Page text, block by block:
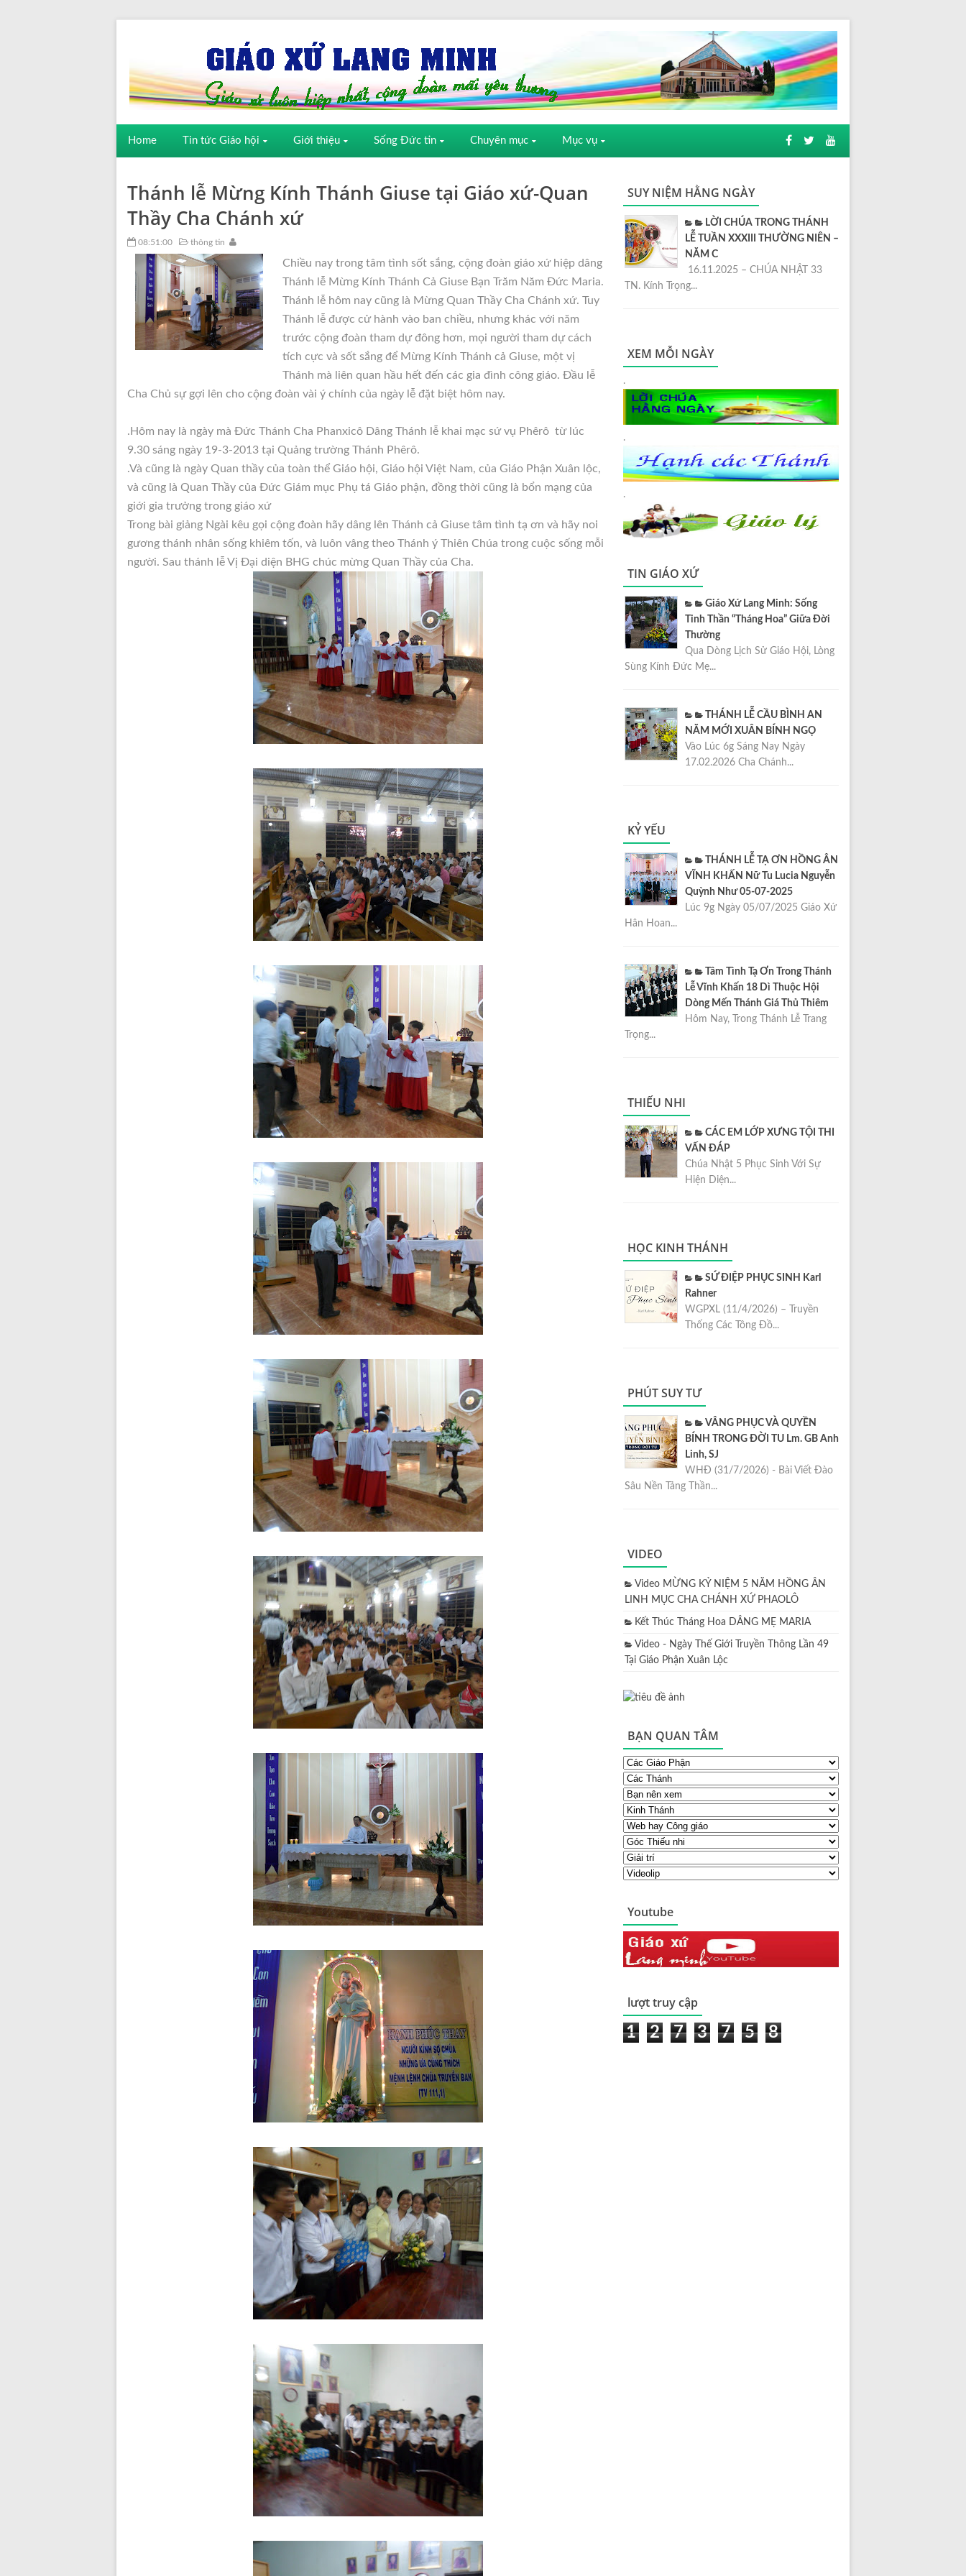
Home Tin tức Giáo hội Giới thiệu Sống Đức tin Chuyên mục Mục vụ
Thánh lễ Mừng Kính Thánh Giuse tại Giáo xứ-Quan
Thầy Cha Chánh xứ
08:51:00 thông tin
Chiều nay trong tâm tình sốt sắng, cộng đoàn giáo xứ hiệp dâng
Thánh lễ Mừng Kính Thánh Cả Giuse Bạn Trăm Năm Đức Maria.
Thánh lễ hôm nay cũng là Mừng Quan Thầy Cha Chánh xứ. Tuy
Thánh lễ được cử hành vào ban chiều, nhưng khác với năm
trước cộng đoàn tham dự đông hơn, mọi người tham dự cách
tích cực và sốt sắng để Mừng Kính Thánh cả Giuse, một vị
Thánh mà liên quan hầu hết đến các gia đình công giáo. Đầu lễ
Cha Chủ sự gợi lên cho cộng đoàn vài ý chính của ngày lễ đặt biệt hôm nay.
.Hôm nay là ngày mà Đức Thánh Cha Phanxicô Dâng Thánh lễ khai mạc sứ vụ Phêrô từ lúc
9.30 sáng ngày 19-3-2013 tại Quảng trường Thánh Phêrô.
.Và cũng là ngày Quan thầy của toàn thể Giáo hội, Giáo hội Việt Nam, của Giáo Phận Xuân lộc,
và cũng là Quan Thầy của Đức Giám mục Phụ tá Giáo phận, đồng thời cũng là bổn mạng của
giới gia trưởng trong giáo xứ
Trong bài giảng Ngài kêu gọi cộng đoàn hãy dâng lên Thánh cả Giuse tâm tình tạ ơn và hãy noi
gương thánh nhân sống khiêm tốn, và luôn vâng theo Thánh ý Thiên Chúa trong cuộc sống mỗi
người. Sau thánh lễ Vị Đại diện BHG chúc mừng Quan Thầy của Cha.
SUY NIỆM HẰNG NGÀY
LỜI CHÚA TRONG THÁNH
LỄ TUẦN XXXIII THƯỜNG NIÊN –
NĂM C
16.11.2025 – CHÚA NHẬT 33
TN. Kính Trọng...
XEM MỖI NGÀY
.
.
.
TIN GIÁO XỨ
Giáo Xứ Lang Minh: Sống
Tinh Thần “Tháng Hoa” Giữa Đời
Thường
Qua Dòng Lịch Sử Giáo Hội, Lòng
Sùng Kính Đức Mẹ...
THÁNH LỄ CẦU BÌNH AN
NĂM MỚI XUÂN BÍNH NGỌ
Vào Lúc 6g Sáng Nay Ngày
17.02.2026 Cha Chánh...
KỶ YẾU
THÁNH LỄ TẠ ƠN HỒNG ÂN
VĨNH KHẤN Nữ Tu Lucia Nguyễn
Quỳnh Như 05-07-2025
Lúc 9g Ngày 05/07/2025 Giáo Xứ
Hân Hoan...
Tâm Tình Tạ Ơn Trong Thánh
Lễ Vĩnh Khấn 18 Dì Thuộc Hội
Dòng Mến Thánh Giá Thủ Thiêm
Hôm Nay, Trong Thánh Lễ Trang
Trọng...
THIẾU NHI
CÁC EM LỚP XƯNG TỘI THI
VẤN ĐÁP
Chúa Nhật 5 Phục Sinh Với Sự
Hiện Diện...
HỌC KINH THÁNH
SỨ ĐIỆP PHỤC SINH Karl
Rahner
WGPXL (11/4/2026) – Truyền
Thống Các Tông Đồ...
PHÚT SUY TƯ
VÂNG PHỤC VÀ QUYỀN
BÍNH TRONG ĐỜI TU Lm. GB Anh
Linh, SJ
WHĐ (31/7/2026) - Bài Viết Đào
Sâu Nền Tảng Thần...
VIDEO
Video MỪNG KỶ NIỆM 5 NĂM HỒNG ÂN
LINH MỤC CHA CHÁNH XỨ PHAOLÔ
Kết Thúc Tháng Hoa DÂNG MẸ MARIA
Video - Ngày Thế Giới Truyền Thông Lần 49
Tại Giáo Phận Xuân Lộc
BẠN QUAN TÂM
Youtube
lượt truy cập
1 2 7 3 7 5 8